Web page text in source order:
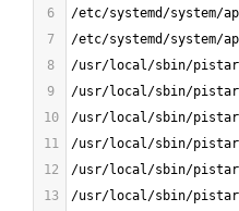
6
/etc/systemd/system/
7
/etc/systemd/system/
8
/usr/local/sbin/
9
/usr/local/sbin/
10
/usr/local/sbin/pistar-
11
/usr/local/sbin/pistar-
12
/usr/local/sbin/pistar-
13
/usr/local/sbin/